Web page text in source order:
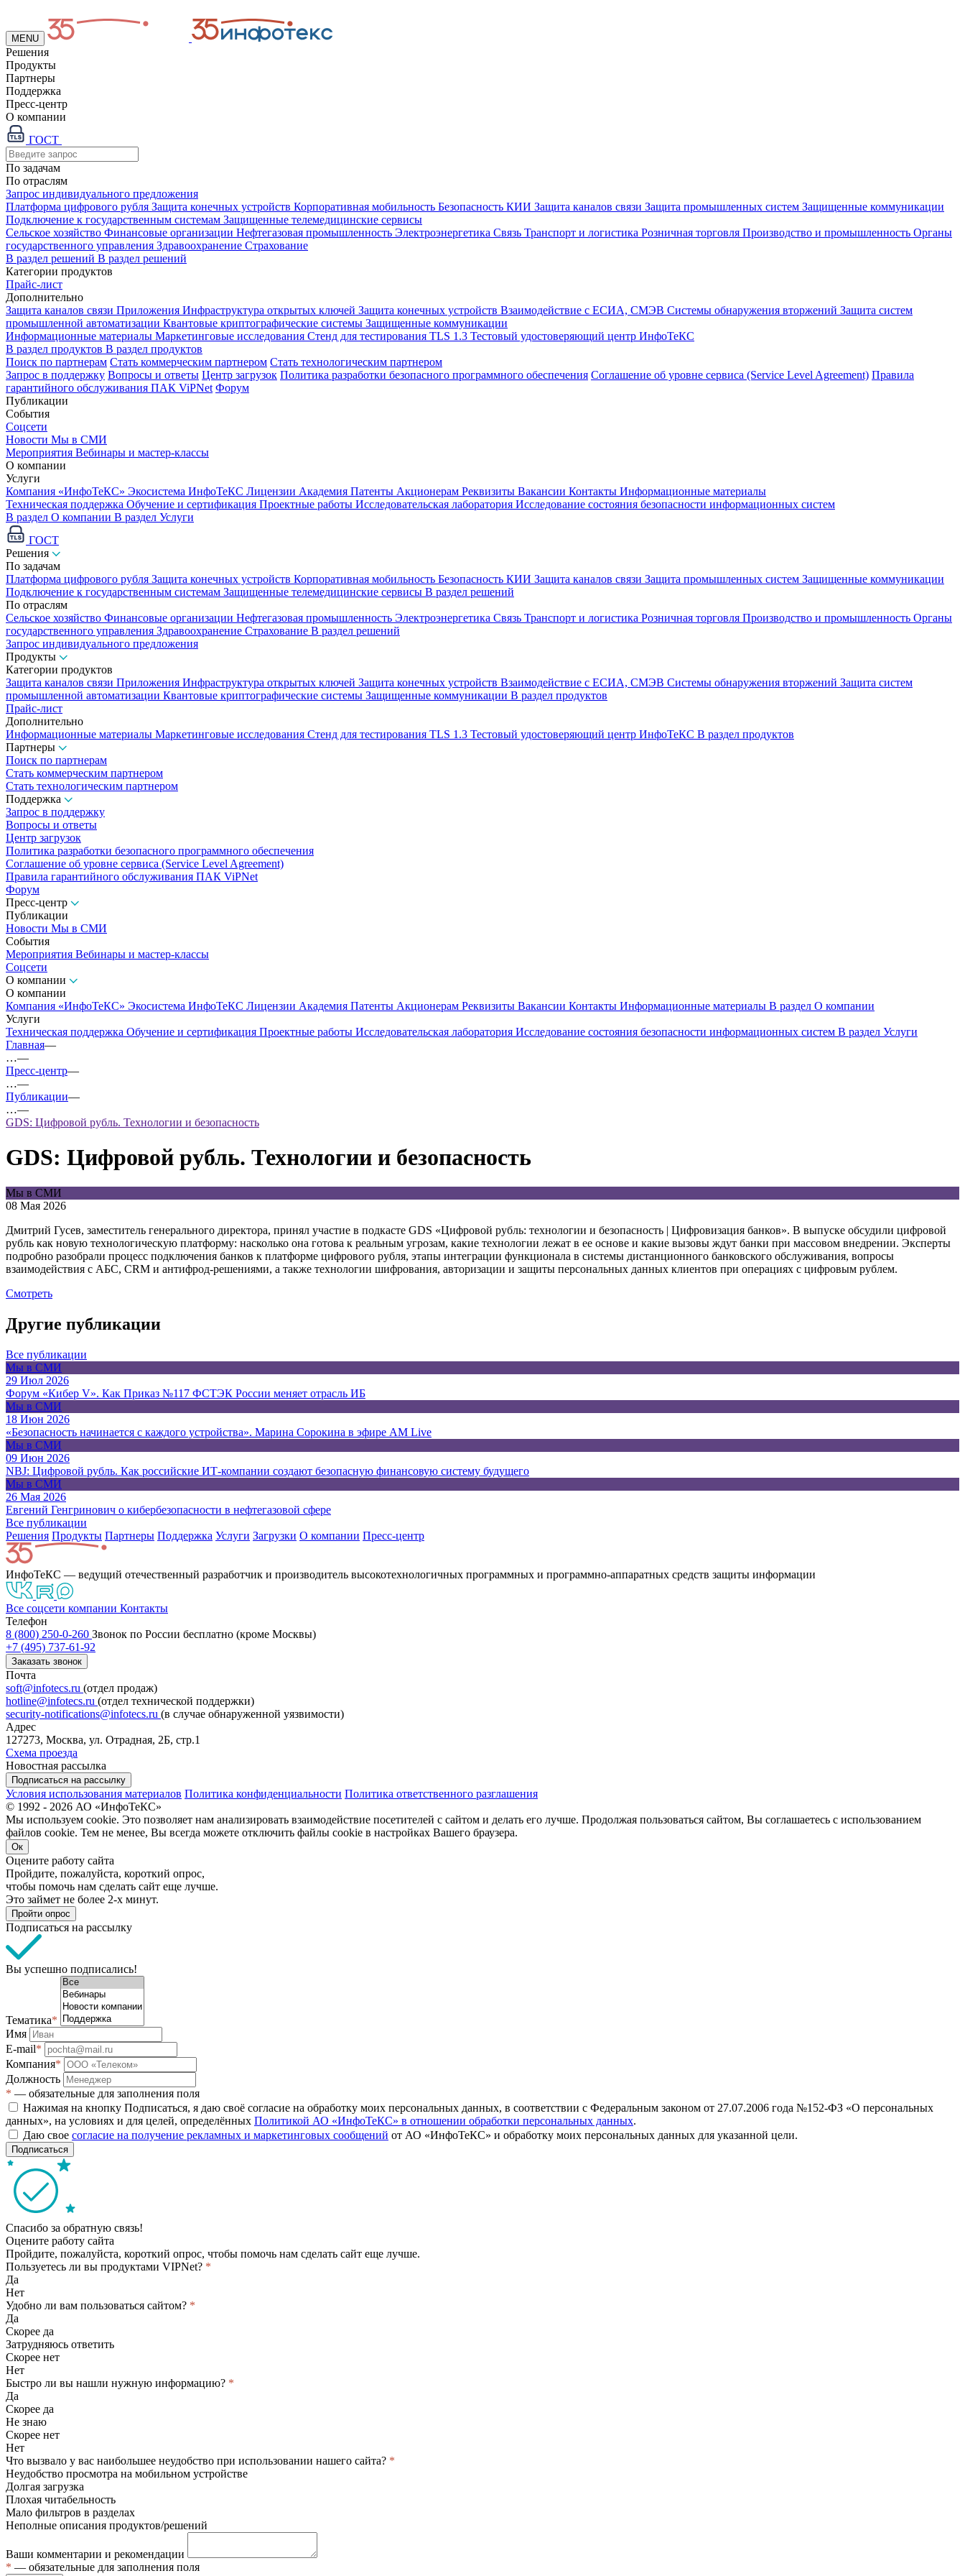
MENU
Решения
Продукты
Партнеры
Поддержка
Пресс-центр
О компании
ГОСТ
По задачам
По отраслям
Запрос индивидуального предложения
Платформа цифрового рубля Защита конечных устройств Корпоративная мобильность Безопасность КИИ Защита каналов связи Защита промышленных систем Защищенные коммуникации
Подключение к государственным системам Защищенные телемедицинские сервисы
Сельское хозяйство Финансовые организации Нефтегазовая промышленность Электроэнергетика Связь Транспорт и логистика Розничная торговля Производство и промышленность Органы
государственного управления Здравоохранение Страхование
В раздел решений В раздел решений
Категории продуктов
Прайс-лист
Дополнительно
Защита каналов связи Приложения Инфраструктура открытых ключей Защита конечных устройств Взаимодействие с ЕСИА, СМЭВ Системы обнаружения вторжений Защита систем
промышленной автоматизации Квантовые криптографические системы Защищенные коммуникации
Информационные материалы Маркетинговые исследования Стенд для тестирования TLS 1.3 Тестовый удостоверяющий центр ИнфоТеКС
В раздел продуктов В раздел продуктов
Поиск по партнерам Стать коммерческим партнером Стать технологическим партнером
Запрос в поддержку Вопросы и ответы Центр загрузок Политика разработки безопасного программного обеспечения Соглашение об уровне сервиса (Service Level Agreement) Правила
гарантийного обслуживания ПАК ViPNet Форум
Публикации
События
Соцсети
Новости Мы в СМИ
Мероприятия Вебинары и мастер-классы
О компании
Услуги
Компания «ИнфоТеКС» Экосистема ИнфоТеКС Лицензии Академия Патенты Акционерам Реквизиты Вакансии Контакты Информационные материалы
Техническая поддержка Обучение и сертификация Проектные работы Исследовательская лаборатория Исследование состояния безопасности информационных систем
В раздел О компании В раздел Услуги
ГОСТ
Решения
По задачам
Платформа цифрового рубля Защита конечных устройств Корпоративная мобильность Безопасность КИИ Защита каналов связи Защита промышленных систем Защищенные коммуникации
Подключение к государственным системам Защищенные телемедицинские сервисы В раздел решений
По отраслям
Сельское хозяйство Финансовые организации Нефтегазовая промышленность Электроэнергетика Связь Транспорт и логистика Розничная торговля Производство и промышленность Органы
государственного управления Здравоохранение Страхование В раздел решений
Запрос индивидуального предложения
Продукты
Категории продуктов
Защита каналов связи Приложения Инфраструктура открытых ключей Защита конечных устройств Взаимодействие с ЕСИА, СМЭВ Системы обнаружения вторжений Защита систем
промышленной автоматизации Квантовые криптографические системы Защищенные коммуникации В раздел продуктов
Прайс-лист
Дополнительно
Информационные материалы Маркетинговые исследования Стенд для тестирования TLS 1.3 Тестовый удостоверяющий центр ИнфоТеКС В раздел продуктов
Партнеры
Поиск по партнерам
Стать коммерческим партнером
Стать технологическим партнером
Поддержка
Запрос в поддержку
Вопросы и ответы
Центр загрузок
Политика разработки безопасного программного обеспечения
Соглашение об уровне сервиса (Service Level Agreement)
Правила гарантийного обслуживания ПАК ViPNet
Форум
Пресс-центр
Публикации
Новости Мы в СМИ
События
Мероприятия Вебинары и мастер-классы
Соцсети
О компании
О компании
Компания «ИнфоТеКС» Экосистема ИнфоТеКС Лицензии Академия Патенты Акционерам Реквизиты Вакансии Контакты Информационные материалы В раздел О компании
Услуги
Техническая поддержка Обучение и сертификация Проектные работы Исследовательская лаборатория Исследование состояния безопасности информационных систем В раздел Услуги
Главная—
…—
Пресс-центр—
…—
Публикации—
…—
GDS: Цифровой рубль. Технологии и безопасность
GDS: Цифровой рубль. Технологии и безопасность
Мы в СМИ
08 Мая 2026
Дмитрий Гусев, заместитель генерального директора, принял участие в подкасте GDS «Цифровой рубль: технологии и безопасность | Цифровизация банков». В выпуске обсудили цифровой
рубль как новую технологическую платформу: насколько она готова к реальным угрозам, какие технологии лежат в ее основе и какие вызовы ждут банки при массовом внедрении. Эксперты
подробно разобрали процесс подключения банков к платформе цифрового рубля, этапы интеграции функционала в системы дистанционного банковского обслуживания, вопросы
взаимодействия с АБС, CRM и антифрод-решениями, а также технологии шифрования, авторизации и защиты персональных данных клиентов при операциях с цифровым рублем.
Смотреть
Другие публикации
Все публикации
Мы в СМИ
29 Июл 2026
Форум «Кибер V». Как Приказ №117 ФСТЭК России меняет отрасль ИБ
Мы в СМИ
18 Июн 2026
«Безопасность начинается с каждого устройства». Марина Сорокина в эфире AM Live
Мы в СМИ
09 Июн 2026
NBJ: Цифровой рубль. Как российские ИТ-компании создают безопасную финансовую систему будущего
Мы в СМИ
26 Мая 2026
Евгений Генгринович о кибербезопасности в нефтегазовой сфере
Все публикации
Решения Продукты Партнeры Поддержка Услуги Загрузки О компании Пресс-центр
ИнфоТеКС — ведущий отечественный разработчик и производитель высокотехнологичных программных и программно-аппаратных средств защиты информации
Все соцсети компании Контакты
Телефон
8 (800) 250-0-260 Звонок по России бесплатно (кроме Москвы)
+7 (495) 737-61-92
Заказать звонок
Почта
soft@infotecs.ru (отдел продаж)
hotline@infotecs.ru (отдел технической поддержки)
security-notifications@infotecs.ru (в случае обнаруженной уязвимости)
Адрес
127273, Москва, ул. Отрадная, 2Б, стр.1
Схема проезда
Новостная рассылка
Подписаться на рассылку
Условия использования материалов Политика конфиденциальности Политика ответственного разглашения
© 1992 - 2026 АО «ИнфоТеКС»
Мы используем cookie. Это позволяет нам анализировать взаимодействие посетителей с сайтом и делать его лучше. Продолжая пользоваться сайтом, Вы соглашаетесь с использованием
файлов cookie. Тем не менее, Вы всегда можете отключить файлы cookie в настройках Вашего браузера.
Ок
Оцените работу сайта
Пройдите, пожалуйста, короткий опрос,
чтобы помочь нам сделать сайт еще лучше.
Это займет не более 2-х минут.
Пройти опрос
Подписаться на рассылку
Вы успешно подписались!
Тематика*
Имя
E-mail*
Компания*
Должность
* — обязательные для заполнения поля
Нажимая на кнопку Подписаться, я даю своё согласие на обработку моих персональных данных, в соответствии с Федеральным законом от 27.07.2006 года №152-ФЗ «О персональных
данных», на условиях и для целей, определённых Политикой АО «ИнфоТеКС» в отношении обработки персональных данных.
Даю свое согласие на получение рекламных и маркетинговых сообщений от АО «ИнфоТеКС» и обработку моих персональных данных для указанной цели.
Подписаться
Спасибо за обратную связь!
Оцените работу сайта
Пройдите, пожалуйста, короткий опрос, чтобы помочь нам сделать сайт еще лучше.
Пользуетесь ли вы продуктами VIPNet? *
Да
Нет
Удобно ли вам пользоваться сайтом? *
Да
Скорее да
Затрудняюсь ответить
Скорее нет
Нет
Быстро ли вы нашли нужную информацию? *
Да
Скорее да
Не знаю
Скорее нет
Нет
Что вызвало у вас наибольшее неудобство при использовании нашего сайта? *
Неудобство просмотра на мобильном устройстве
Долгая загрузка
Плохая читабельность
Мало фильтров в разделах
Неполные описания продуктов/решений
Ваши комментарии и рекомендации
* — обязательные для заполнения поля